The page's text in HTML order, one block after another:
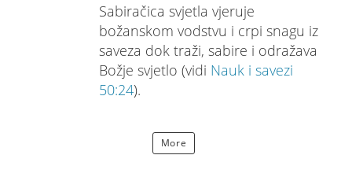
Sabiračica svjetla vjeruje
božanskom vodstvu i crpi snagu iz
saveza dok traži, sabire i odražava
Božje svjetlo (vidi Nauk i savezi
50:24).
More